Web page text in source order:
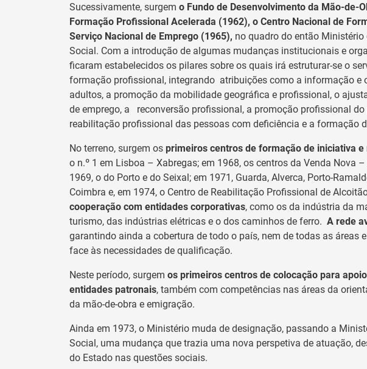
Sucessivamente, surgem o Fundo de Desenvolvimento da Mão-de-
Formação Profissional Acelerada (1962), o Centro Nacional de
Serviço Nacional de Emprego (1965), no quadro do então Ministério
Social. Com a introdução de algumas mudanças institucionais e
ficaram estabelecidos os pilares sobre os quais irá estruturar-se o
formação profissional, integrando atribuições como a informação e
adultos, a promoção da mobilidade geográfica e profissional, o
de emprego, a reconversão profissional, a promoção profissional
reabilitação profissional das pessoas com deficiência e a formação
No terreno, surgem os primeiros centros de formação de iniciativa
o n.º 1 em Lisboa – Xabregas; em 1968, os centros da Venda Nova
1969, o do Porto e do Seixal; em 1971, Guarda, Alverca, Porto-
Coimbra e, em 1974, o Centro de Reabilitação Profissional de
cooperação com entidades corporativas, como os da indústria da
turismo, das indústrias elétricas e o dos caminhos de ferro. A rede
garantindo ainda a cobertura de todo o país, nem de todas as áreas
face às necessidades de qualificação.
Neste período, surgem os primeiros centros de colocação para
entidades patronais, também com competências nas áreas da
da mão-de-obra e emigração.
Ainda em 1973, o Ministério muda de designação, passando a
Social, uma mudança que trazia uma nova perspetiva de atuação,
do Estado nas questões sociais.